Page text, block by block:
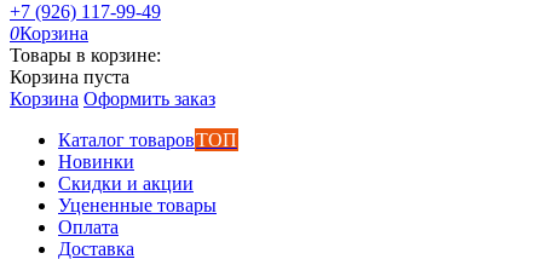
+7 (926) 117-99-49
0Корзина
Товары в корзине:
Корзина пуста
Корзина Оформить заказ
Каталог товаровТОП
Новинки
Скидки и акции
Уцененные товары
Оплата
Доставка